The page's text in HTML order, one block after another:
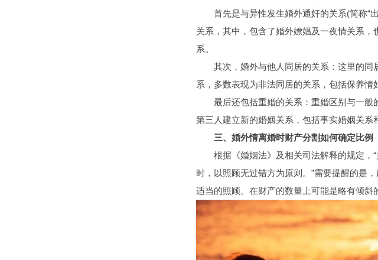
首先是与异性发生婚外通奸的关系(简称“出
关系，其中，包含了婚外嫖娼及一夜情关系
系。
其次，婚外与他人同居的关系：这里的同
系，多数表现为非法同居的关系，包括保养情
最后还包括重婚的关系：重婚区别与一般
第三人建立新的婚姻关系，包括事实婚姻关系
三、婚外情离婚时财产分割如何确定比例
根据《婚姻法》及相关司法解释的规定，“
时，以照顾无过错方为原则。”需要提醒的是
适当的照顾。在财产的数量上可能是略有倾